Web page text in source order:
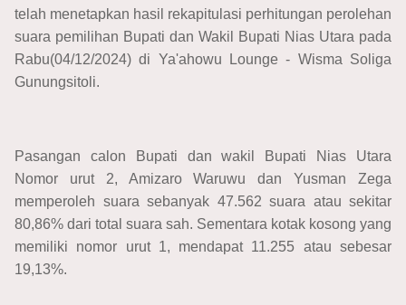
telah menetapkan hasil rekapitulasi perhitungan perolehan
suara pemilihan Bupati dan Wakil Bupati Nias Utara pada
Rabu(04/12/2024) di Ya'ahowu Lounge - Wisma Soliga
Gunungsitoli.
Pasangan calon Bupati dan wakil Bupati Nias Utara
Nomor urut 2, Amizaro Waruwu dan Yusman Zega
memperoleh suara sebanyak 47.562 suara atau sekitar
80,86% dari total suara sah. Sementara kotak kosong yang
memiliki nomor urut 1, mendapat 11.255 atau sebesar
19,13%.